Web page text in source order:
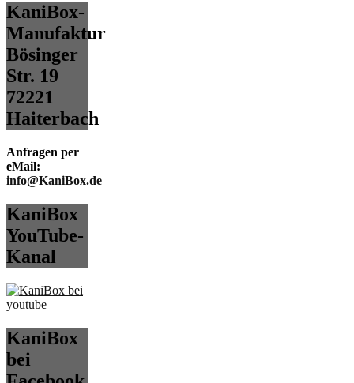
KaniBox-
Manufaktur
Bösinger
Str. 19
72221
Haiterbach
Anfragen per
eMail:
info@KaniBox.de
KaniBox
YouTube-
Kanal
KaniBox
bei